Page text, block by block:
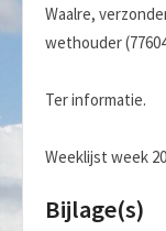
Waalre,
wethouder
Ter informatie.
Weeklijst week
Bijlage(s)